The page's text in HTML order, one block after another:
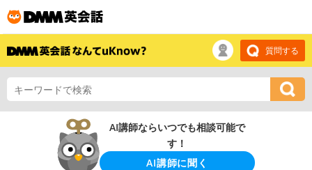
質問する
AI講師ならいつでも相談可能で
す！
AI講師に聞く